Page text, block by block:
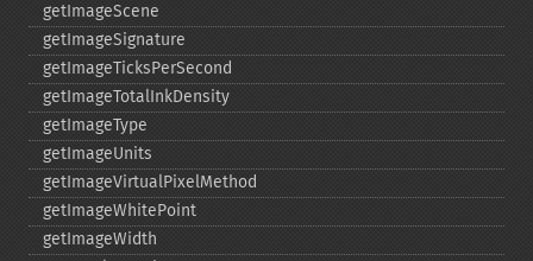
getImageScene
getImageSignature
getImageTicksPerSecond
getImageTotalInkDensity
getImageType
getImageUnits
getImageVirtualPixelMethod
getImageWhitePoint
getImageWidth